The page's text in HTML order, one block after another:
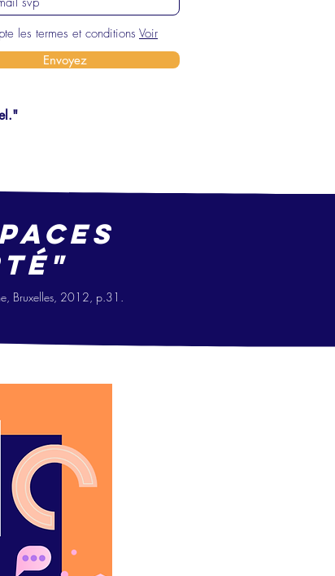
les termes et conditions Voir
Envoyez
Bruxelles, 2012, p.31.